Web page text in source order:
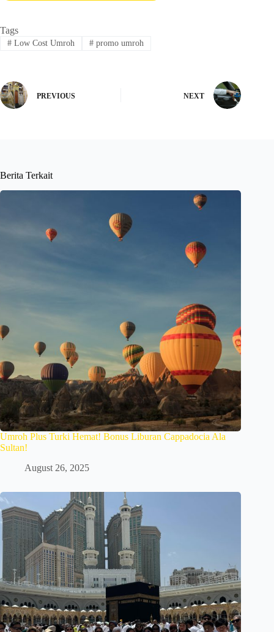
Tags
#Low Cost Umroh #promo umroh
PREVIOUS NEXT
Berita Terkait
Umroh Plus Turki Hemat! Bonus Liburan Cappadocia Ala
Sultan!
August 26, 2025